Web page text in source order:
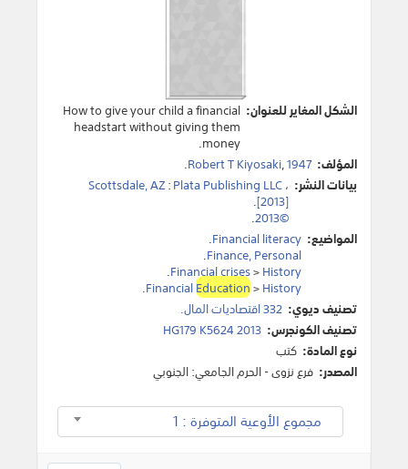
الشكل المغاير للعنوان: How to give your child a financial
headstart without giving them
money.
المؤلف:
Robert T Kiyosaki,1947
.
بيانات النشر:
Scottsdale, AZ:Plata Publishing LLC،
[2013]
.
©2013
.
المواضيع: Financial literacy
.
Finance, Personal
.
Financial crises>History
.
FinancialEducation>History
.
تصنيف ديوي: 332 اقتصاديات المال.
تصنيف الكونجرس: HG179 K5624 2013
نوع المادة: كتب
المصدر: فرع نزوى - الحرم الجامعي: الجنوبي
مجموع الأوعية المتوفرة : 1